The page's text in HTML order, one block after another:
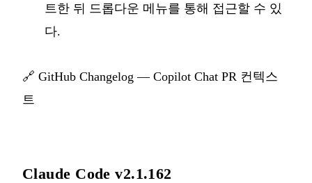
트한 뒤 드롭다운 메뉴를 통해 접근할 수 있
다.
🔗 GitHub Changelog — Copilot Chat PR 컨텍스
트
Claude Code v2.1.162